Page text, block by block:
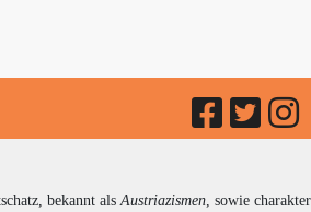
bekannt als Austriazismen , sowie